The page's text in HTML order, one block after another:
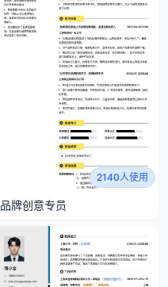
2140人使用
品牌创意专员